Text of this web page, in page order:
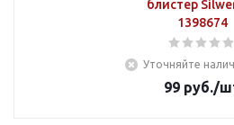
блистер
1398674
Уточняйте
99руб./